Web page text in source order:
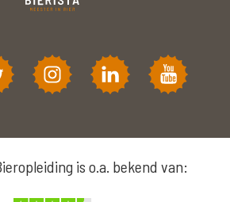
is o.a. bekend van: